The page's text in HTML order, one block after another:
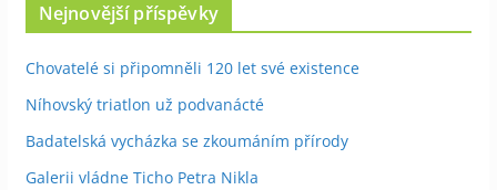
Nejnovější příspěvky
Chovatelé si připomněli 120 let své existence
Níhovský triatlon už podvanácté
Badatelská vycházka se zkoumáním přírody
Galerii vládne Ticho Petra Nikla